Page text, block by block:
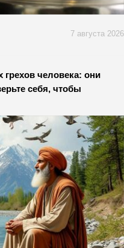
7 августа 2026
человека: они
себя, чтобы